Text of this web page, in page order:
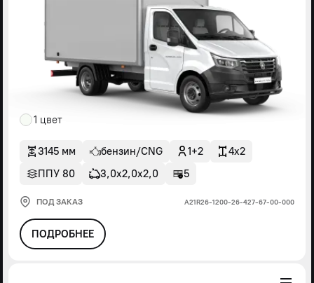
1 цвет
3145 мм бензин/CNG 1+2
4x2
ППУ 80
3,0х2,0х2,0 5
ПОД ЗАКАЗ А21R26-1200-26-427-67-00-000
ПОДРОБНЕЕ